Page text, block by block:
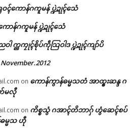
ကောန်ဂကူမန် ပ္ဍဲဍုၚ်သေံ
န်ဂကူမန် ပ္ဍဲဍုၚ်သေံ
ဝါ က္ညကၠုၚ်စိုပ်ကဵုသြဝါဒ ပ္ဍဲဍုၚ်ကျာ်ပိ
on ကောန်ကွာန်ဓမ္မသတံ အာထ္ၜးဆန္ဒ ဂ
မလီု
on ကိစ္စသွံ ဂအာၚ်တိဘာဂှ် ဟွံဆေၚ်စပ်
ဓမ္မသ ဟီု